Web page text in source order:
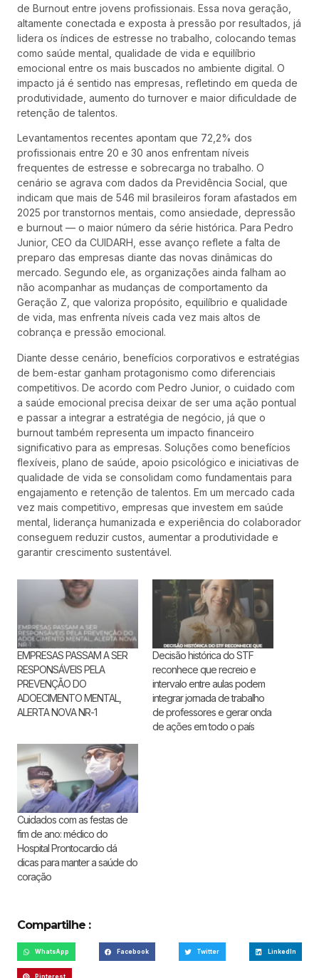
de Burnout entre jovens profissionais. Essa nova geração,
altamente conectada e exposta à pressão por resultados, já
lidera os índices de estresse no trabalho, colocando temas
como saúde mental, qualidade de vida e equilíbrio
emocional entre os mais buscados no ambiente digital. O
impacto já é sentido nas empresas, refletindo em queda de
produtividade, aumento do turnover e maior dificuldade de
retenção de talentos.
Levantamentos recentes apontam que 72,2% dos
profissionais entre 20 e 30 anos enfrentam níveis
frequentes de estresse e sobrecarga no trabalho. O
cenário se agrava com dados da Previdência Social, que
indicam que mais de 546 mil brasileiros foram afastados em
2025 por transtornos mentais, como ansiedade, depressão
e burnout — o maior número da série histórica. Para Pedro
Junior, CEO da CUIDARH, esse avanço reflete a falta de
preparo das empresas diante das novas dinâmicas do
mercado. Segundo ele, as organizações ainda falham ao
não acompanhar as mudanças de comportamento da
Geração Z, que valoriza propósito, equilíbrio e qualidade
de vida, mas enfrenta níveis cada vez mais altos de
cobrança e pressão emocional.
Diante desse cenário, benefícios corporativos e estratégias
de bem-estar ganham protagonismo como diferenciais
competitivos. De acordo com Pedro Junior, o cuidado com
a saúde emocional precisa deixar de ser uma ação pontual
e passar a integrar a estratégia de negócio, já que o
burnout também representa um impacto financeiro
significativo para as empresas. Soluções como benefícios
flexíveis, plano de saúde, apoio psicológico e iniciativas de
qualidade de vida se consolidam como fundamentais para
engajamento e retenção de talentos. Em um mercado cada
vez mais competitivo, empresas que investem em saúde
mental, liderança humanizada e experiência do colaborador
conseguem reduzir custos, aumentar a produtividade e
garantir crescimento sustentável.
EMPRESAS PASSAM A SER
RESPONSÁVEIS PELA
PREVENÇÃO DO
ADOECIMENTO MENTAL,
ALERTA NOVA NR-1
Decisão histórica do STF
reconhece que recreio e
intervalo entre aulas podem
integrar jornada de trabalho
de professores e gerar onda
de ações em todo o país
Cuidados com as festas de
fim de ano: médico do
Hospital Prontocardio dá
dicas para manter a saúde do
coração
Compartilhe :
WhatsApp Facebook Twitter LinkedIn
Pinterest